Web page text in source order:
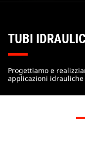
TUBI
Progettiamo e
applicazioni idrauliche